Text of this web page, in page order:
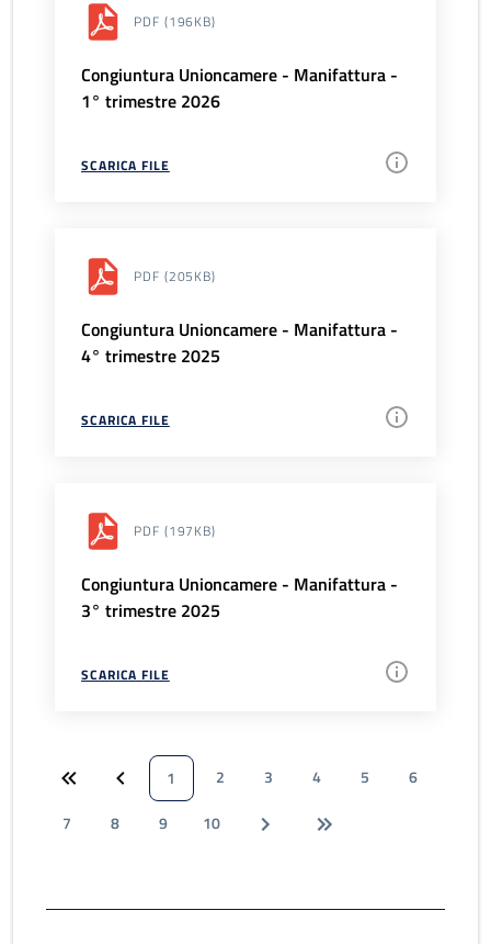
PDF (196KB)
Congiuntura Unioncamere - Manifattura -
1° trimestre 2026
SCARICA FILE
PDF (205KB)
Congiuntura Unioncamere - Manifattura -
4° trimestre 2025
SCARICA FILE
PDF (197KB)
Congiuntura Unioncamere - Manifattura -
3° trimestre 2025
SCARICA FILE
1 2 3 4 5
6
7
8 9 10